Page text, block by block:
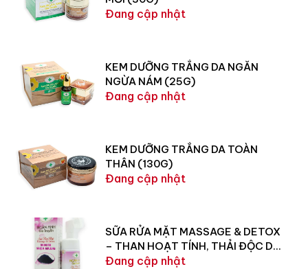
Đang cập nhật
KEM DƯỠNG TRẮNG DA NGĂN
NGỪA NÁM (25G)
Đang cập nhật
KEM DƯỠNG TRẮNG DA TOÀN
THÂN (130G)
Đang cập nhật
SỮA RỬA MẶT MASSAGE & DETOX
– THAN HOẠT TÍNH, THẢI ĐỘC DA,
NGỪA LÃO HÓA (150G)
Đang cập nhật